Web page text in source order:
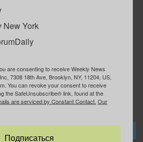
Группа “ИЩУ СОВЕТА”
ForumDaily
New York
are consenting to receive Weekly News
7308 18th Ave, Brooklyn, NY, 11204, US,
You can revoke your consent to receive
the SafeUnsubscribe® link, found at the
are serviced by Constant Contact. Our
Подписаться